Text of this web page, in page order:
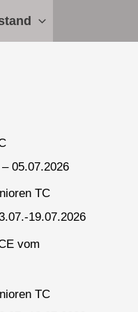
05.07.2026
TC
19.07.2026
vom
TC